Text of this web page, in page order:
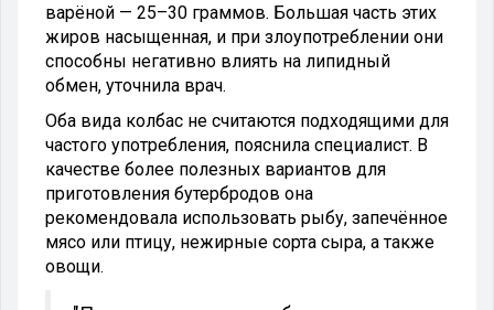
варёной — 25–30 граммов. Большая часть этих
жиров насыщенная, и при злоупотреблении они
способны негативно влиять на липидный
обмен, уточнила врач.
Оба вида колбас не считаются подходящими для
частого употребления, пояснила специалист. В
качестве более полезных вариантов для
приготовления бутербродов она
рекомендовала использовать рыбу, запечённое
мясо или птицу, нежирные сорта сыра, а также
овощи.